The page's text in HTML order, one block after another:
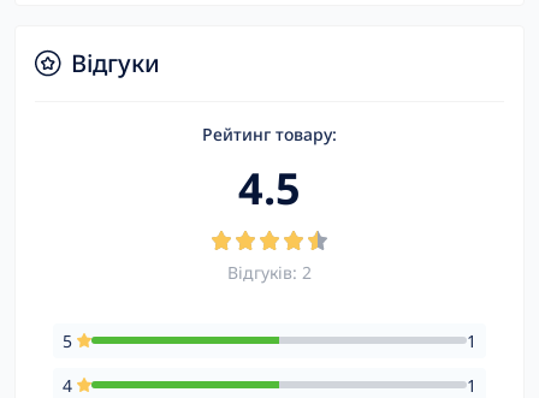
Відгуки
Рейтинг товару:
4.5
Відгуків: 2
5
1
4
1